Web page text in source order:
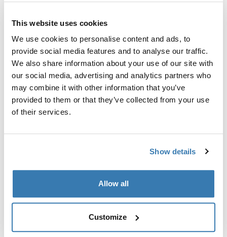
This website uses cookies
We use cookies to personalise content and ads, to
provide social media features and to analyse our traffic.
We also share information about your use of our site with
our social media, advertising and analytics partners who
may combine it with other information that you’ve
provided to them or that they’ve collected from your use
of their services.
Show details
Allow all
Customize
багажника для крыши Thule на автомобили без
готовых точек крепления или установленных
изготовителем багажников.
Toggle features
Все характеристики
Toggle guides and instructions
Инструкции